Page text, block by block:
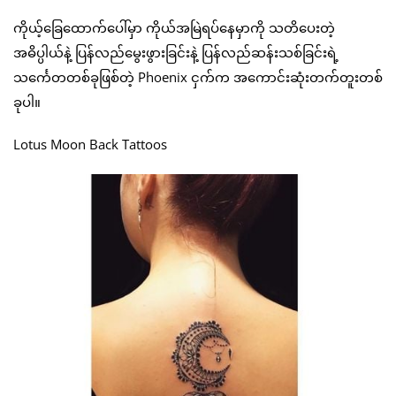
ကိုယ့်ခြေထောက်ပေါ်မှာ ကိုယ်အမြဲရပ်နေမှာကို သတိပေးတဲ့
အဓိပ္ပါယ်နဲ့ ပြန်လည်မွေးဖွားခြင်းနဲ့ ပြန်လည်ဆန်းသစ်ခြင်းရဲ့
သင်္ကေတတစ်ခုဖြစ်တဲ့ Phoenix ငှက်က အကောင်းဆုံးတက်တူးတစ်
ခုပါ။
Lotus Moon Back Tattoos